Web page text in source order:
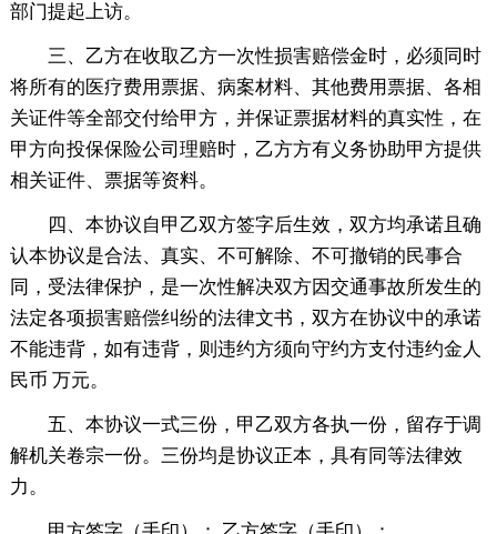
部门提起上访。
三、乙方在收取乙方一次性损害赔偿金时，必须同时
将所有的医疗费用票据、病案材料、其他费用票据、各相
关证件等全部交付给甲方，并保证票据材料的真实性，在
甲方向投保保险公司理赔时，乙方方有义务协助甲方提供
相关证件、票据等资料。
四、本协议自甲乙双方签字后生效，双方均承诺且确
认本协议是合法、真实、不可解除、不可撤销的民事合
同，受法律保护，是一次性解决双方因交通事故所发生的
法定各项损害赔偿纠纷的法律文书，双方在协议中的承诺
不能违背，如有违背，则违约方须向守约方支付违约金人
民币 万元。
五、本协议一式三份，甲乙双方各执一份，留存于调
解机关卷宗一份。三份均是协议正本，具有同等法律效
力。